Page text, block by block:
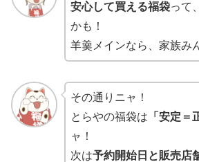
安心して買える福袋って
かも！
羊羹メインなら、家族み
その通りニャ！
とらやの福袋は 「安定＝
ャ！
次は予約開始日と販売店